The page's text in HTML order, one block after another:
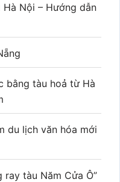
Nội – Hướng dẫn
bằng tàu hoả từ Hà
du lịch văn hóa mới
ray tàu Năm Cửa Ô”